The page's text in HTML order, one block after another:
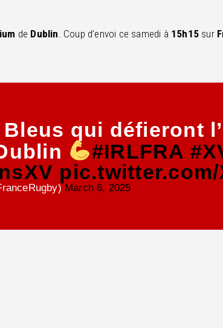
de Dublin . Coup d’envoi ce samedi à 15h15 sur
Bleus qui défieront
#IRLFRA
March 6, 2025